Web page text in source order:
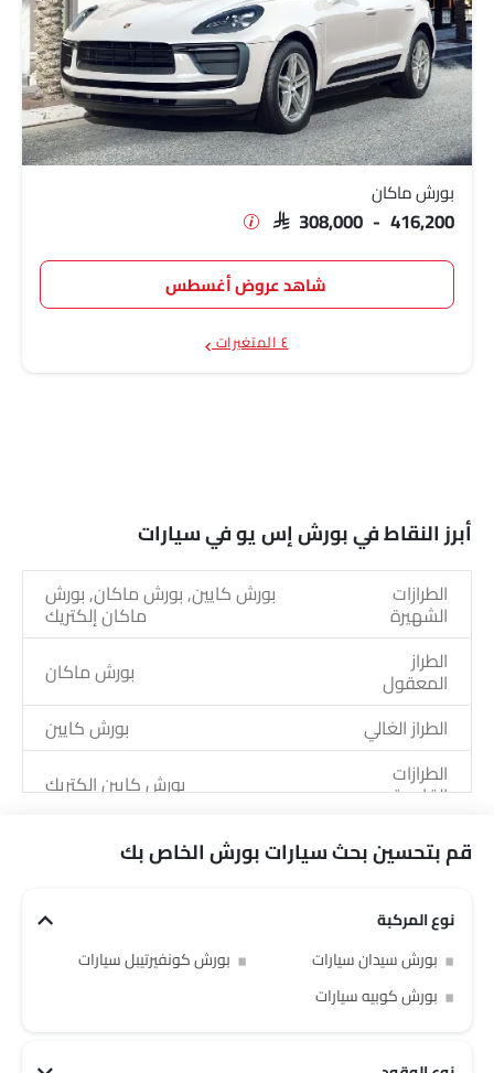
بورش ماكان
SAR 308,000 - 416,200
شاهد عروض أغسطس
٤ المتغيرات
أبرز النقاط في بورش إس يو في سيارات
الطرازات
الشهيرة
بورش كايين, بورش ماكان, بورش
ماكان إلكتريك
الطراز
المعقول
بورش ماكان
الطراز الغالي
بورش كايين
الطرازات
القادمة بورش كايين إلكتريك
قم بتحسين بحث سيارات بورش الخاص بك
نوع المركبة
بورش سيدان سيارات
بورش كونفيرتيبل سيارات
بورش كوبيه سيارات